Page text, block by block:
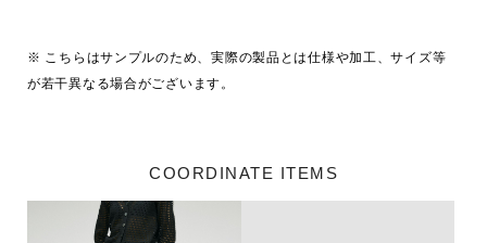
※ こちらはサンプルのため、実際の製品とは仕様や加工、サイズ等
が若干異なる場合がございます。
COORDINATE ITEMS